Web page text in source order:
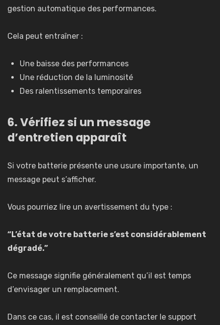
gestion automatique des performances.
Cela peut entraîner :
Une baisse des performances
Une réduction de la luminosité
Des ralentissements temporaires
6. Vérifiez si un message
d’entretien apparaît
Si votre batterie présente une usure importante, un
message peut s’afficher.
Vous pourriez lire un avertissement du type :
“L’état de votre batterie s’est considérablement
dégradé.”
Ce message signifie généralement qu’il est temps
d’envisager un remplacement.
Dans ce cas, il est conseillé de contacter le support